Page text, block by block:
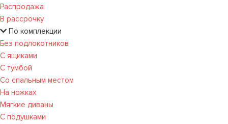
Распродажа
В рассрочку
По комплекции
Без подлокотников
С ящиками
С тумбой
Со спальным местом
На ножках
Мягкие диваны
С подушками